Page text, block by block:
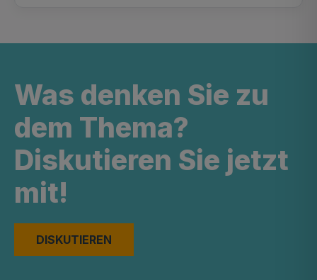
Was denken Sie zu
dem Thema?
Diskutieren Sie jetzt
mit!
DISKUTIEREN